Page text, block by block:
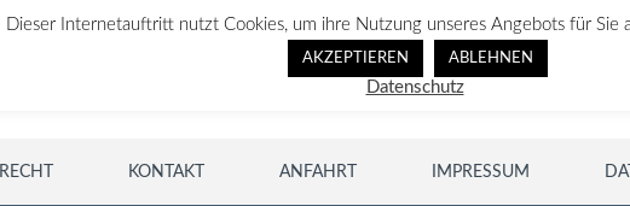
RECHT KONTAKT ANFAHRT IMPRESSUM
Dieser Internetauftritt nutzt Cookies, um ihre Nutzung unseres Angebots für Sie
AKZEPTIEREN ABLEHNEN
Datenschutz